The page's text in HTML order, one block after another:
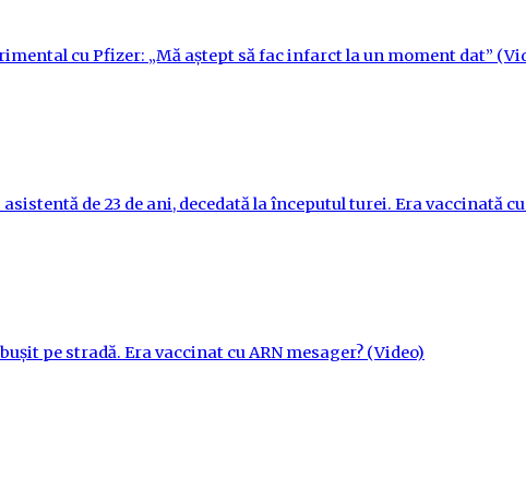
cu Pfizer: „Mă aștept să fac infarct la un moment dat”
de 23 de ani, decedată la începutul turei. Era vaccinată cu
pe stradă. Era vaccinat cu ARN mesager? (Video)